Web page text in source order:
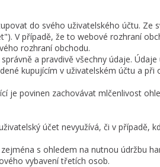
do svého uživatelského účtu. Ze
V případě, že to webové rozhraní
rozhraní obchodu.
a pravdivě všechny údaje. Údaje
kupujícím v uživatelském účtu a při
je povinen zachovávat mlčenlivost
účet nevyužívá, či v případě,
s ohledem na nutnou údržbu
vybavení třetích osob.